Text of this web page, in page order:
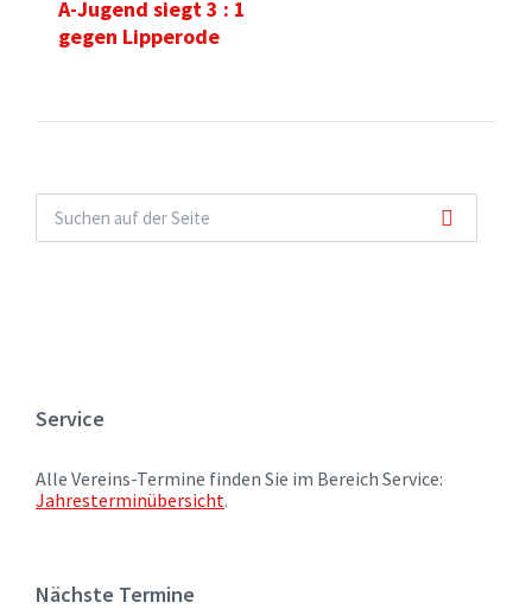
A-Jugend siegt 3 : 1
gegen Lipperode
Service
Alle Vereins-Termine finden Sie im Bereich Service:
Jahresterminübersicht.
Nächste Termine